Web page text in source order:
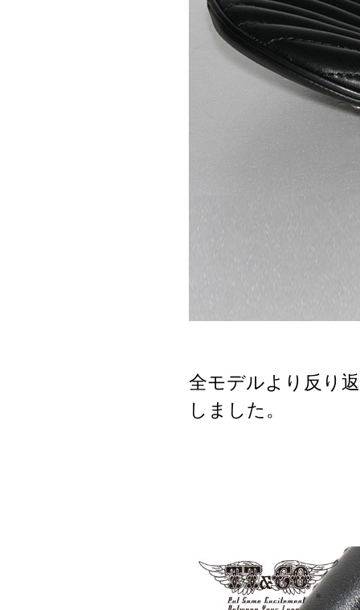
全モデルより反り
しました。